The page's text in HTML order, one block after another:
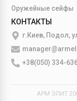
Оружейные сейфы
КОНТАКТЫ
г.Киев, Подол,
+38(050) 334-
АРМ ЭЛИТ